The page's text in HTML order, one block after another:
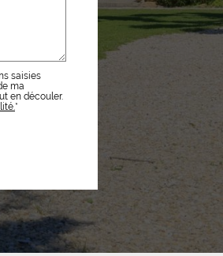
saisies
ma
en découler.
*